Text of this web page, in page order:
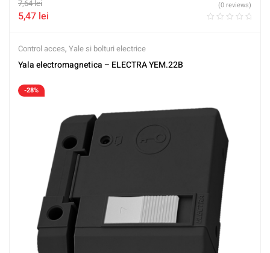
7,64lei
5,47 lei
(0 reviews)
Control acces, Yale si bolturi electrice
Yala electromagnetica – ELECTRA YEM.22B
-28%